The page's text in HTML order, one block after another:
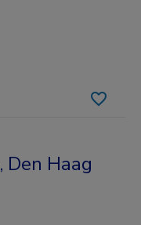
Den Haag